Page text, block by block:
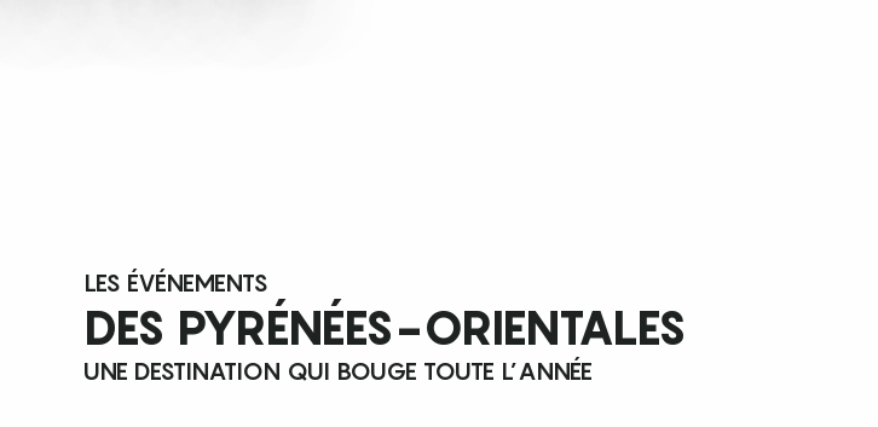
LES ÉVÉNEMENTS
DES PYRÉNÉES-ORIENTALES
UNE DESTINATION QUI BOUGE TOUTE L’ANNÉE